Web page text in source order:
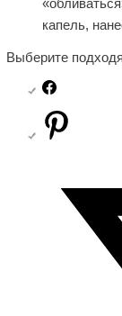
капель,
Выберите